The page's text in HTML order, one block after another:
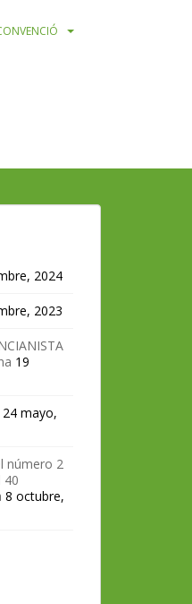
2024
2023
19
24 mayo,
número 2
40
8 octubre,